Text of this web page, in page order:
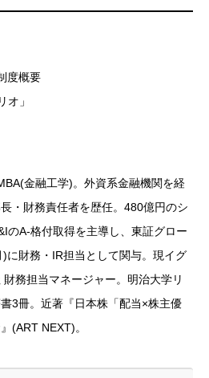
度概要
オ」
金融工学)。外資系金融機関を経
・財務責任者を歴任。480億円のシ
のA-格付取得を主導し、東証グロー
に財務・IR担当として関与。現イグ
務担当マネージャー。明治大学リ
3冊。近著『日本株「配当×株主優
(ART NEXT)。